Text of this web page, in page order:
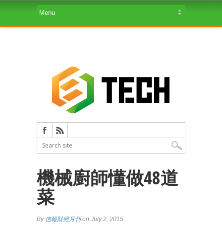
機械廚師懂做48道
菜
By 信報財經月刊on July 2, 2015